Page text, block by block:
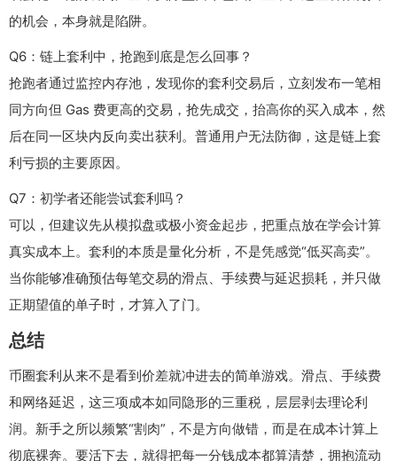
的机会，本身就是陷阱。
Q6：链上套利中，抢跑到底是怎么回事？
抢跑者通过监控内存池，发现你的套利交易后，立刻发布一笔相
同方向但 Gas 费更高的交易，抢先成交，抬高你的买入成本，然
后在同一区块内反向卖出获利。普通用户无法防御，这是链上套
利亏损的主要原因。
Q7：初学者还能尝试套利吗？
可以，但建议先从模拟盘或极小资金起步，把重点放在学会计算
真实成本上。套利的本质是量化分析，不是凭感觉“低买高卖”。
当你能够准确预估每笔交易的滑点、手续费与延迟损耗，并只做
正期望值的单子时，才算入了门。
总结
币圈套利从来不是看到价差就冲进去的简单游戏。滑点、手续费
和网络延迟，这三项成本如同隐形的三重税，层层剥去理论利
润。新手之所以频繁“割肉”，不是方向做错，而是在成本计算上
彻底裸奔。要活下去，就得把每一分钱成本都算清楚，拥抱流动